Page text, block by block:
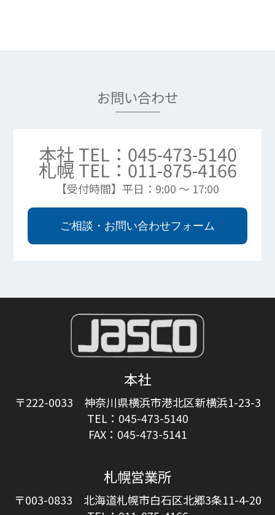
お問い合わせ
本社 TEL：045-473-5140
札幌 TEL：011-875-4166
【受付時間】平日：9:00 ～ 17:00
ご相談・お問い合わせフォーム
本社
〒222-0033 神奈川県横浜市港北区新横浜1-23-3
TEL：045-473-5140
FAX：045-473-5141
札幌営業所
〒003-0833 北海道札幌市白石区北郷3条11-4-20